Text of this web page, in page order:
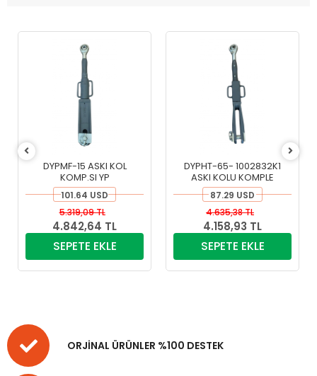
DYPMF-15 ASKI KOL
KOMP.SI YP
101.64 USD
4.842,64 TL
5.319,09 TL
SEPETE EKLE
DYPHT-65- 1002832K1
ASKI KOLU KOMPLE
87.29 USD
4.158,93 TL
4.635,38 TL
SEPETE EKLE
ORJİNAL ÜRÜNLER %100 DESTEK